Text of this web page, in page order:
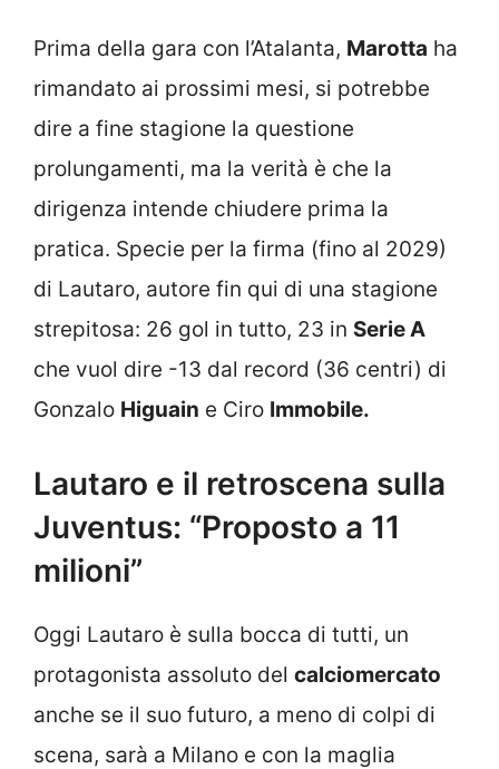
Prima della gara con l’Atalanta, Marotta ha
rimandato ai prossimi mesi, si potrebbe
dire a fine stagione la questione
prolungamenti, ma la verità è che la
dirigenza intende chiudere prima la
pratica. Specie per la firma (fino al 2029)
di Lautaro, autore fin qui di una stagione
strepitosa: 26 gol in tutto, 23 in Serie A
che vuol dire -13 dal record (36 centri) di
Gonzalo Higuain e Ciro Immobile.
Lautaro e il retroscena sulla
Juventus: “Proposto a 11
milioni”
Oggi Lautaro è sulla bocca di tutti, un
protagonista assoluto del calciomercato
anche se il suo futuro, a meno di colpi di
scena, sarà a Milano e con la maglia